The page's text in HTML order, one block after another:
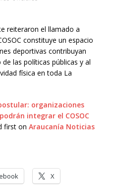
reiteraron el llamado a
constituye un espacio
deportivas contribuyan
las políticas públicas y al
física en toda La
organizaciones
integrar el COSOC
first on Araucanía Noticias
X